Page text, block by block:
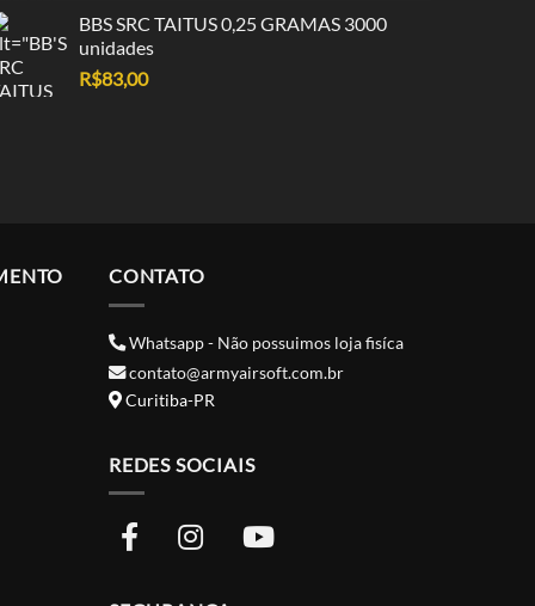
BBS SRC TAITUS 0,25 GRAMAS 3000
unidades
R$83,00
CONTATO
Whatsapp - Não possuimos loja fisíca
contato@armyairsoft.com.br
Curitiba-PR
REDES SOCIAIS